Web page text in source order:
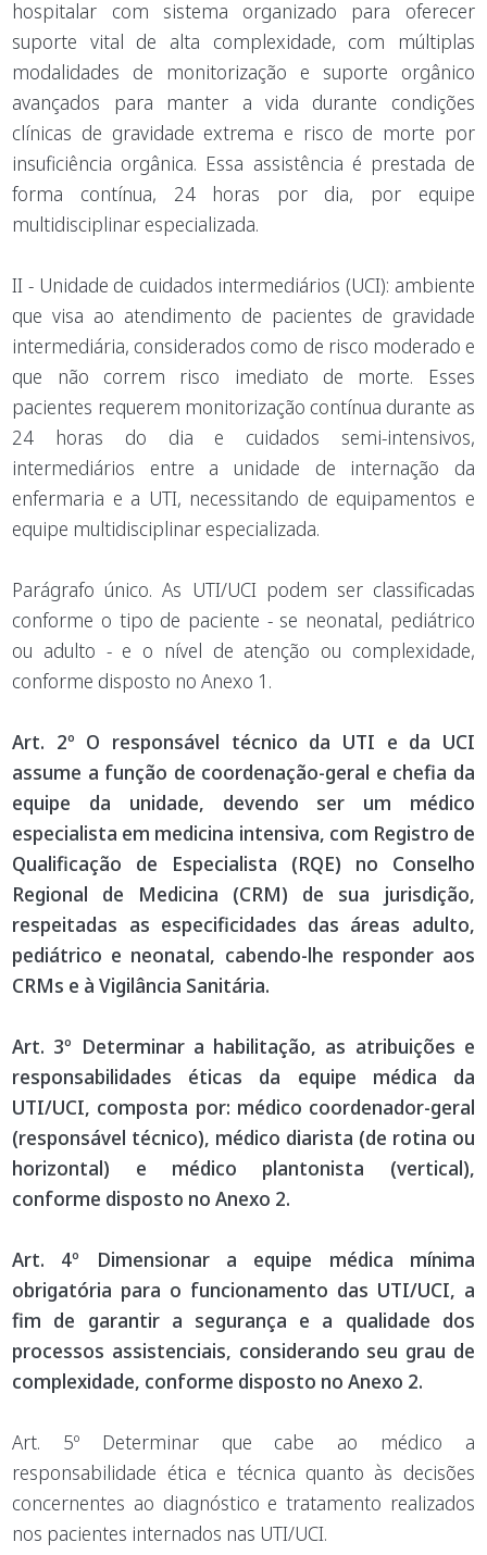
hospitalar com sistema organizado para oferecer
suporte vital de alta complexidade, com múltiplas
modalidades de monitorização e suporte orgânico
avançados para manter a vida durante condições
clínicas de gravidade extrema e risco de morte por
insuficiência orgânica. Essa assistência é prestada de
forma contínua, 24 horas por dia, por equipe
multidisciplinar especializada.
II - Unidade de cuidados intermediários (UCI): ambiente
que visa ao atendimento de pacientes de gravidade
intermediária, considerados como de risco moderado e
que não correm risco imediato de morte. Esses
pacientes requerem monitorização contínua durante as
24 horas do dia e cuidados semi-intensivos,
intermediários entre a unidade de internação da
enfermaria e a UTI, necessitando de equipamentos e
equipe multidisciplinar especializada.
Parágrafo único. As UTI/UCI podem ser classificadas
conforme o tipo de paciente - se neonatal, pediátrico
ou adulto - e o nível de atenção ou complexidade,
conforme disposto no Anexo 1.
Art. 2º O responsável técnico da UTI e da UCI
assume a função de coordenação-geral e chefia da
equipe da unidade, devendo ser um médico
especialista em medicina intensiva, com Registro de
Qualificação de Especialista (RQE) no Conselho
Regional de Medicina (CRM) de sua jurisdição,
respeitadas as especificidades das áreas adulto,
pediátrico e neonatal, cabendo-lhe responder aos
CRMs e à Vigilância Sanitária.
Art. 3º Determinar a habilitação, as atribuições e
responsabilidades éticas da equipe médica da
UTI/UCI, composta por: médico coordenador-geral
(responsável técnico), médico diarista (de rotina ou
horizontal) e médico plantonista (vertical),
conforme disposto no Anexo 2.
Art. 4º Dimensionar a equipe médica mínima
obrigatória para o funcionamento das UTI/UCI, a
fim de garantir a segurança e a qualidade dos
processos assistenciais, considerando seu grau de
complexidade, conforme disposto no Anexo 2.
Art. 5º Determinar que cabe ao médico a
responsabilidade ética e técnica quanto às decisões
concernentes ao diagnóstico e tratamento realizados
nos pacientes internados nas UTI/UCI.